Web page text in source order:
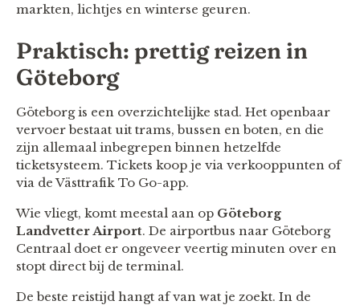
markten, lichtjes en winterse geuren.
Praktisch: prettig reizen in
Göteborg
Göteborg is een overzichtelijke stad. Het openbaar
vervoer bestaat uit trams, bussen en boten, en die
zijn allemaal inbegrepen binnen hetzelfde
ticketsysteem. Tickets koop je via verkooppunten of
via de Västtrafik To Go-app.
Wie vliegt, komt meestal aan op Göteborg
Landvetter Airport. De airportbus naar Göteborg
Centraal doet er ongeveer veertig minuten over en
stopt direct bij de terminal.
De beste reistijd hangt af van wat je zoekt. In de